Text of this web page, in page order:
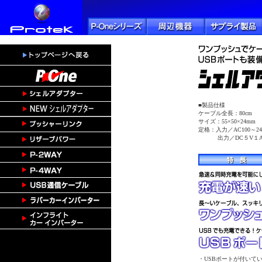
■製品仕様
ケーブル全長：80cm
サイズ：55×50×24mm
定格：入力／AC100～
出力／DC５V１
・USBポートが付いて